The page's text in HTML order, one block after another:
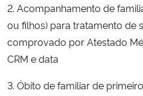
2. Acompanhamento de
ou filhos) para tratamento de
comprovado por Atestado
CRM e data
3. Óbito de familiar de